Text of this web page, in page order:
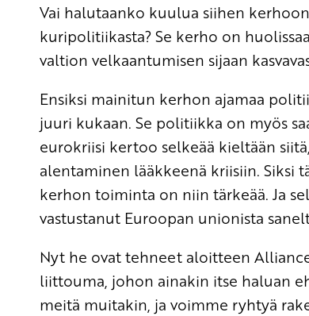
Vai halutaanko kuulua siihen
kuripolitiikasta? Se kerho on
valtion velkaantumisen sijaan
Ensiksi mainitun kerhon ajamaa
juuri kukaan. Se politiikka on myös
eurokriisi kertoo selkeää kieltään
alentaminen lääkkeenä kriisiin. Siksi
kerhon toiminta on niin tärkeää. Ja
vastustanut Euroopan unionista
Nyt he ovat tehneet aloitteen
liittouma, johon ainakin itse haluan
meitä muitakin, ja voimme ryhtyä